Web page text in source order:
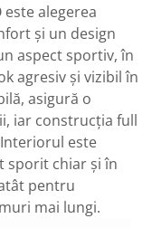
este alegerea
și un design
aspect sportiv, în
agresiv și vizibil în
asigură o
iar construcția full
este
sporit chiar și în
pentru
mai lungi.